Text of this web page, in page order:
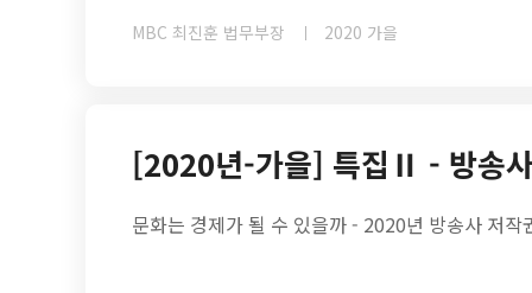
MBC 최진훈 법무부장 2020 가을
[2020년-가을] 특집Ⅱ - 방송
문화는 경제가 될 수 있을까 - 2020년 방송사 저작